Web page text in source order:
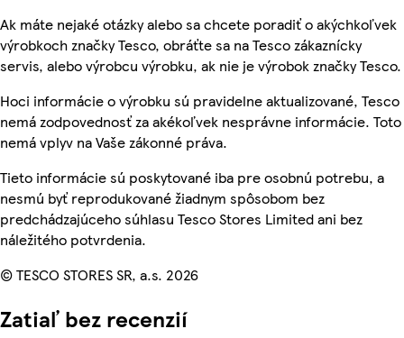
Ak máte nejaké otázky alebo sa chcete poradiť o akýchkoľvek
výrobkoch značky Tesco, obráťte sa na Tesco zákaznícky
servis, alebo výrobcu výrobku, ak nie je výrobok značky Tesco.
Hoci informácie o výrobku sú pravidelne aktualizované, Tesco
nemá zodpovednosť za akékoľvek nesprávne informácie. Toto
nemá vplyv na Vaše zákonné práva.
Tieto informácie sú poskytované iba pre osobnú potrebu, a
nesmú byť reprodukované žiadnym spôsobom bez
predchádzajúceho súhlasu Tesco Stores Limited ani bez
náležitého potvrdenia.
© TESCO STORES SR, a.s. 2026
Zatiaľ bez recenzií